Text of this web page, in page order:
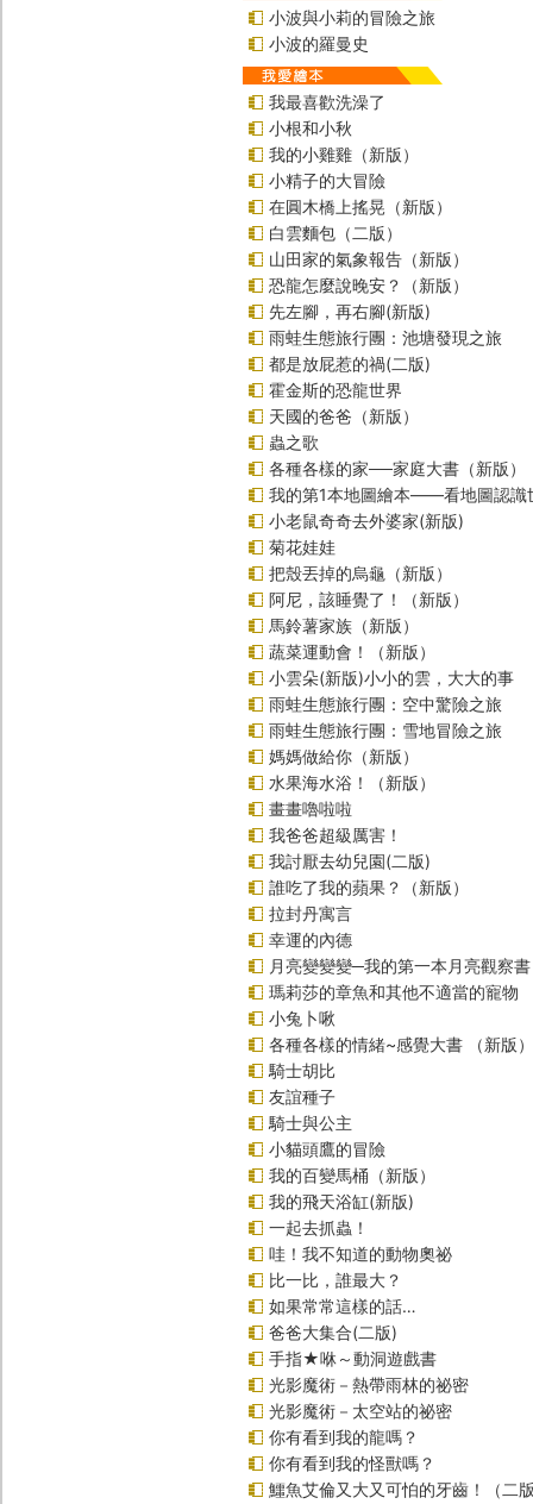
小波與小莉的冒險之旅
小波的羅曼史
我最喜歡洗澡了
小根和小秋
我的小雞雞（新版）
小精子的大冒險
在圓木橋上搖晃（新版）
白雲麵包（二版）
山田家的氣象報告（新版）
恐龍怎麼說晚安？（新版）
先左腳，再右腳(新版)
雨蛙生態旅行團：池塘發現之旅
都是放屁惹的禍(二版)
霍金斯的恐龍世界
天國的爸爸（新版）
蟲之歌
各種各樣的家──家庭大書（新版）
我的第1本地圖繪本――看地圖認識
小老鼠奇奇去外婆家(新版)
菊花娃娃
把殼丟掉的烏龜（新版）
阿尼，該睡覺了！（新版）
馬鈴薯家族（新版）
蔬菜運動會！（新版）
小雲朵(新版)小小的雲，大大的事
雨蛙生態旅行團：空中驚險之旅
雨蛙生態旅行團：雪地冒險之旅
媽媽做給你（新版）
水果海水浴！（新版）
畫畫嚕啦啦
我爸爸超級厲害！
我討厭去幼兒園(二版)
誰吃了我的蘋果？（新版）
拉封丹寓言
幸運的內德
月亮變變變─我的第一本月亮觀察書
瑪莉莎的章魚和其他不適當的寵物
小兔卜啾
各種各樣的情緒~感覺大書 （新版）
騎士胡比
友誼種子
騎士與公主
小貓頭鷹的冒險
我的百變馬桶（新版）
我的飛天浴缸(新版)
一起去抓蟲！
哇！我不知道的動物奧祕
比一比，誰最大？
如果常常這樣的話…
爸爸大集合(二版)
手指★咻～動洞遊戲書
光影魔術－熱帶雨林的祕密
光影魔術－太空站的祕密
你有看到我的龍嗎？
你有看到我的怪獸嗎？
鱷魚艾倫又大又可怕的牙齒！（二